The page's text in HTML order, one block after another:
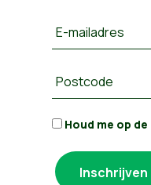
E-mailadres
Postcode
Houd me op